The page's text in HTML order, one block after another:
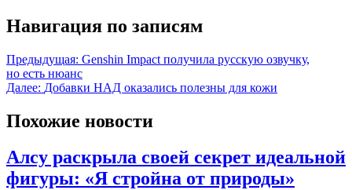
Навигация по записям
Предыдущая: Genshin Impact получила русскую озвучку,
но есть нюанс
Далее: Добавки НАД оказались полезны для кожи
Похожие новости
Алсу раскрыла своей секрет идеальной
фигуры: «Я стройна от природы»